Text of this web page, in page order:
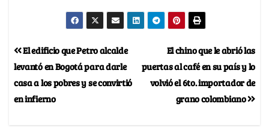
El chino que le abrió las
puertas al café en su país y lo
volvió el 6to. importador de
grano colombiano
El edificio que Petro alcalde
levantó en Bogotá para darle
casa a los pobres y se convirtió
en infierno